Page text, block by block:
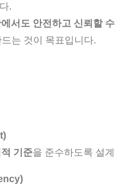
.
서도 안전하고 신뢰할 수
는 것이 목표입니다.
기준을 준수하도록 설계